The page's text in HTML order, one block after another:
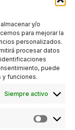
y/o
para mejorar la
personalizados.
procesar datos
puede
y funciones.
Siempre activo